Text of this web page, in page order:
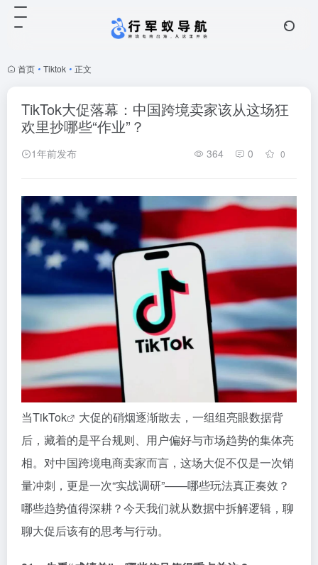
首页 • Tiktok • 正文
TikTok大促落幕：中国跨境卖家该从这场狂
欢里抄哪些“作业”？
1年前发布 364 0 0
当TikTok
大促的硝烟逐渐散去，一组组亮眼数据背
后，藏着的是平台规则、用户偏好与市场趋势的集体亮
相。对中国跨境电商卖家而言，这场大促不仅是一次销
量冲刺，更是一次“实战调研”——哪些玩法真正奏效？
哪些趋势值得深耕？今天我们就从数据中拆解逻辑，聊
聊大促后该有的思考与行动。